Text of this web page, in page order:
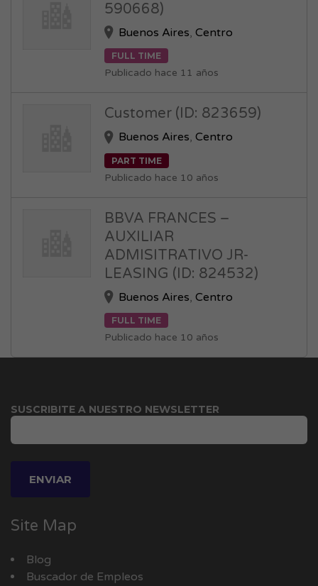
590668)
Buenos Aires,Centro
FULL TIME
Publicado hace 11 años
Customer (ID: 823659)
Buenos Aires,Centro
PART TIME
Publicado hace 10 años
BBVA FRANCES –
AUXILIAR
ADMISITRATIVO JR-
LEASING (ID: 824532)
Buenos Aires,Centro
FULL TIME
Publicado hace 10 años
SUSCRIBITE A NUESTRO NEWSLETTER
Site Map
Blog
Buscador de Empleos